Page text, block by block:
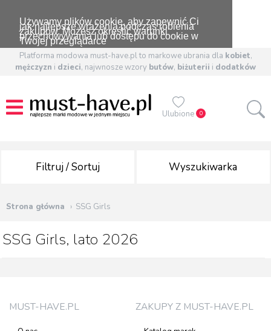
Używamy plików cookie, aby zapewnić Ci
jak najlepsze wrażenia podczas robienia
zakupów. Możesz określić warunki
przechowywania lub dostępu do cookie w
Twojej przeglądarce
Platforma modowa must-have.pl to markowe ubrania dla kobiet,
mężczyzn i dzieci, najwnosze wzory butów, biżuterii i dodatków
Ulubione 0
Filtruj / Sortuj Wyszukiwarka
Strona główna SSG Girls
SSG Girls, lato 2026
MUST-HAVE.PL ZAKUPY Z MUST-HAVE.PL